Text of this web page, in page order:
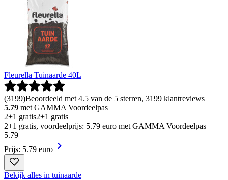
Fleurella Tuinaarde 40L
(3199)Beoordeeld met 4.5 van de 5 sterren, 3199 klantreviews
5.79 met GAMMA Voordeelpas
2+1 gratis2+1 gratis
2+1 gratis, voordeelprijs: 5.79 euro met GAMMA Voordeelpas
5.79
Prijs: 5.79 euro
Bekijk alles in tuinaarde